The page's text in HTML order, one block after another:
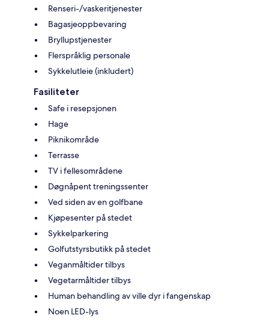
Renseri-/vaskeritjenester
Bagasjeoppbevaring
Bryllupstjenester
Flerspråklig personale
Sykkelutleie (inkludert)
Fasiliteter
Safe i resepsjonen
Hage
Piknikområde
Terrasse
TV i fellesområdene
Døgnåpent treningssenter
Ved siden av en golfbane
Kjøpesenter på stedet
Sykkelparkering
Golfutstyrsbutikk på stedet
Veganmåltider tilbys
Vegetarmåltider tilbys
Human behandling av ville dyr i fangenskap
Noen LED-lys